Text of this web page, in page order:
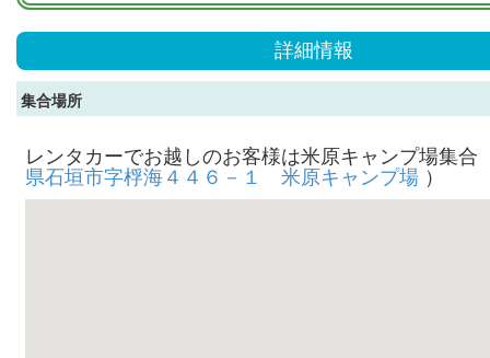
詳細情報
集合場所
レンタカーでお越しのお客様は米原キャンプ場集合
県石垣市字桴海４４６－１ 米原キャンプ場 ）